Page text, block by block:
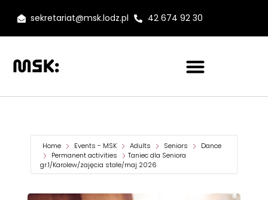
sekretariat@msk.lodz.pl 42 674 92 30
Home Events - MSK Adults Seniors
Dance
Permanent activities
Taniec dla Seniora
gr.1/Karolew/zajęcia stałe/maj 2026